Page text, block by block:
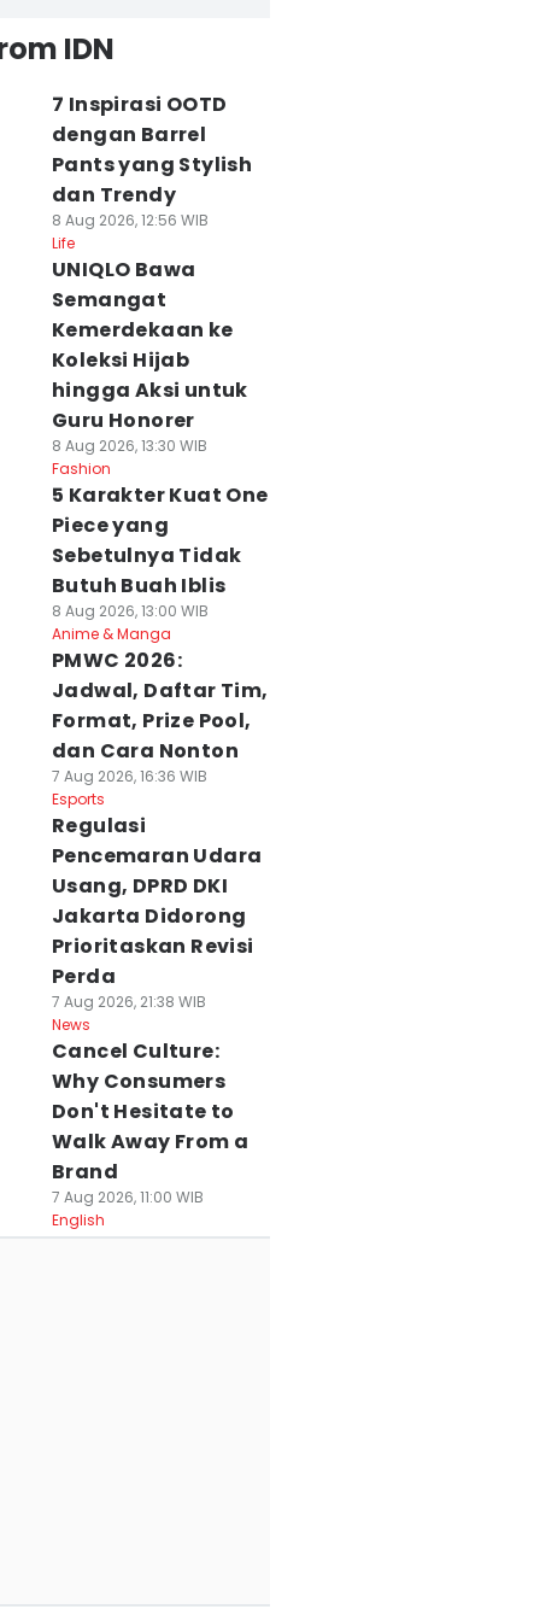
IDN
7 Inspirasi OOTD
dengan Barrel
Pants yang Stylish
dan Trendy
8 Aug 2026, 12:56 WIB
Life
UNIQLO Bawa
Semangat
Kemerdekaan ke
Koleksi Hijab
hingga Aksi untuk
Guru Honorer
8 Aug 2026, 13:30 WIB
Fashion
5 Karakter Kuat One
Piece yang
Sebetulnya Tidak
Butuh Buah Iblis
8 Aug 2026, 13:00 WIB
Anime & Manga
PMWC 2026:
Jadwal, Daftar Tim,
Format, Prize Pool,
dan Cara Nonton
7 Aug 2026, 16:36 WIB
Esports
Regulasi
Pencemaran Udara
Usang, DPRD DKI
Jakarta Didorong
Prioritaskan Revisi
Perda
7 Aug 2026, 21:38 WIB
News
Cancel Culture:
Why Consumers
Don't Hesitate to
Walk Away From a
Brand
7 Aug 2026, 11:00 WIB
English